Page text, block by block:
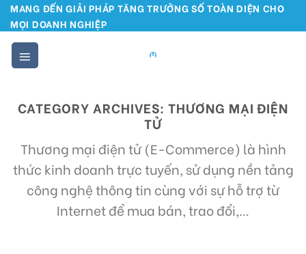
Skip
to
content
MANG ĐẾN GIẢI PHÁP TĂNG TRƯỞNG SỐ TOÀN DIỆN CHO
MỌI DOANH NGHIỆP
CATEGORY ARCHIVES: THƯƠNG MẠI ĐIỆN
TỬ
Thương mại điện tử (E-Commerce) là hình
thức kinh doanh trực tuyến, sử dụng nền tảng
công nghệ thông tin cùng với sự hỗ trợ từ
Internet để mua bán, trao đổi,…